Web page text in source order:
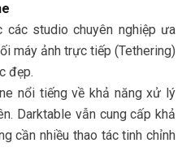
các studio chuyên nghiệp ưa
máy ảnh trực tiếp (Tethering)
đẹp.
nổi tiếng về khả năng xử lý
Darktable vẫn cung cấp khả
cần nhiều thao tác tinh chỉnh